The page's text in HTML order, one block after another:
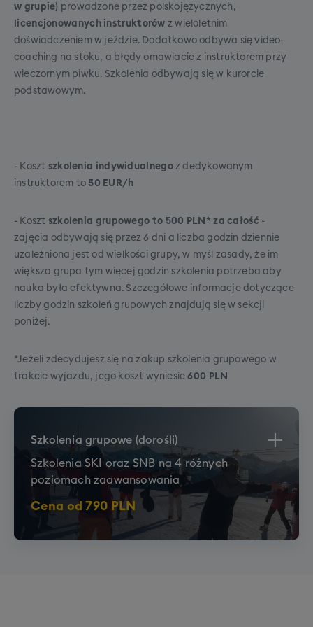
osób
Poznań
Brak dopłat,
osób
Toruń/Bydgoszcz
Dopłata 100 PLN,min.
20 osób
zorganizujemy transportem alternatywnym
(najczęściej autokar antenkowy, ale czasami też
PKP / FlixBus).
Gwarancja połączenia:
W razie opóźnienia
transportu dojazdowego, nasz główny autokar
nie przyjęcia na pokład nadbagażu tj.: torby,
która przekracza dopuszczalny wymiar wagowy
wszystkich stron (skorupa), czy też pokrowca
narciarskiego, w którym znajduje się coś oprócz
sprzętu sportowego.
odległości pomiędzy oparciami siedzeń,
jeśli nie będziemy w stanie spełnić tego
zamiany tej opcji na dodatkowe wolne
miejsce koło siebie (w tej samej cenie)
* Miejsce XXL to gwarancja minimum
90cm odległości pomiędzy oparciami
tego warunku, zastrzegamy mozliwość
miejsce koło siebie (w tej samej cenie)
** Możliwość rozszerzenia bagażu
głównego do bagażu XXL (sztywna
walizka, wymiary przekraczające 158cm
lub 20kg) - do 30 kg wagi i do 188 cm
w grupie) prowadzone przez polskojęzycznych,
licencjonowanych instruktorów z wieloletnim
doświadczeniem w jeździe. Dodatkowo odbywa się video-
coaching na stoku, a błędy omawiacie z instruktorem przy
wieczornym piwku. Szkolenia odbywają się w kurorcie
podstawowym.
- Koszt szkolenia indywidualnegoz dedykowanym
instruktorem to 50 EUR/h
- Koszt szkolenia grupowego to 500 PLN* za całość -
zajęcia odbywają się przez 6 dni a liczba godzin dziennie
uzależniona jest od wielkości grupy, w myśl zasady, że im
większa grupa tym więcej godzin szkolenia potrzeba aby
nauka była efektywna. Szczegółowe informacje dotyczące
liczby godzin szkoleń grupowych znajdują się w sekcji
poniżej.
*Jeżeli zdecydujesz się na zakup szkolenia grupowego w
trakcie wyjazdu, jego koszt wyniesie600 PLN
Szkolenia grupowe (dorośli)
Szkolenia SKI oraz SNB na 4 różnych
poziomach zaawansowania
Cena od790 PLN